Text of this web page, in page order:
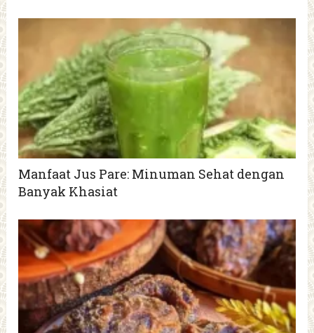
Manfaat Jus Pare: Minuman Sehat dengan
Banyak Khasiat